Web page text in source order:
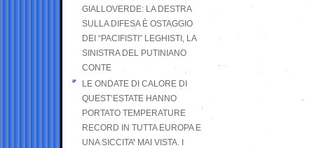
GIALLOVERDE: LA DESTRA
SULLA DIFESA È OSTAGGIO
DEI “PACIFISTI” LEGHISTI, LA
SINISTRA DEL PUTINIANO
CONTE
LE ONDATE DI CALORE DI
QUEST’ESTATE HANNO
PORTATO TEMPERATURE
RECORD IN TUTTA EUROPA E
UNA SICCITA’ MAI VISTA. I